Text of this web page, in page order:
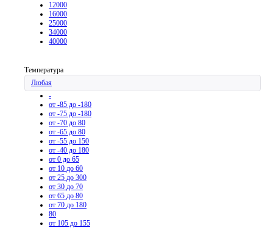
12000
16000
25000
34000
40000
Температура
Любая
-
от -85 до -180
от -75 до -180
от -70 до 80
от -65 до 80
от -55 до 150
от -40 до 180
от 0 до 65
от 10 до 60
от 25 до 300
от 30 до 70
от 65 до 80
от 70 до 180
80
от 105 до 155